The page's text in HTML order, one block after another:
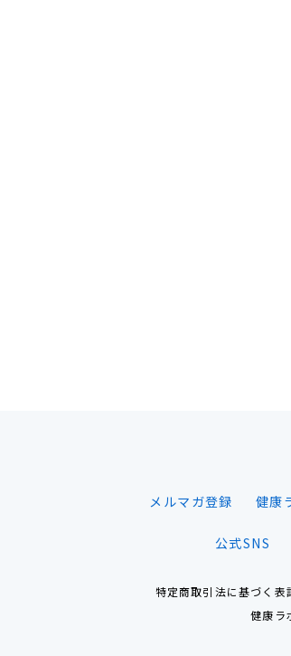
メルマガ登録 健康
公式SNS
特定商取引法に基づく表
健康ラ